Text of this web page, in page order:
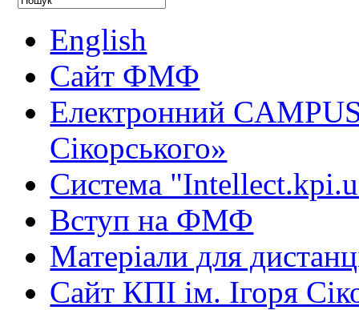
English
Сайт ФМФ
Електронний
Сікорського»
Система
Вступ на ФМФ
Матеріали для
Сайт КПІ ім. Ігоря